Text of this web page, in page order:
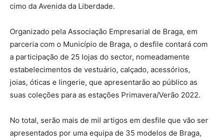
cimo da Avenida da Liberdade.
Organizado pela Associação Empresarial de Braga, em
parceria com o Município de Braga, o desfile contará com
a participação de 25 lojas do sector, nomeadamente
estabelecimentos de vestuário, calçado, acessórios,
joias, óticas e lingerie, que apresentarão ao público as
suas coleções para as estações Primavera/Verão 2022.
No total, serão mais de mil artigos em desfile que vão ser
apresentados por uma equipa de 35 modelos de Braga,